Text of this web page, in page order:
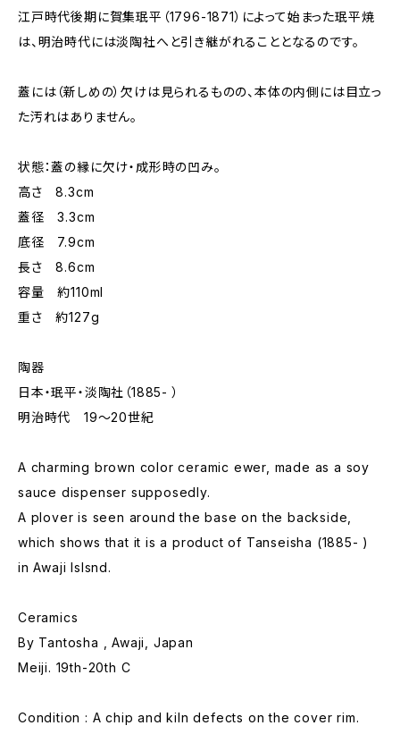
江戸時代後期に賀集珉平（1796-1871）によって始まった珉平焼
は、明治時代には淡陶社へと引き継がれることとなるのです。
蓋には（新しめの）欠けは見られるものの、本体の内側には目立っ
た汚れはありません。
状態：蓋の縁に欠け・成形時の凹み。
高さ 8.3cm
蓋径 3.3cm
底径 7.9cm
長さ 8.6cm
容量 約110ml
重さ 約127g
陶器
日本・珉平・淡陶社（1885- ）
明治時代 19～20世紀
A charming brown color ceramic ewer, made as a soy
sauce dispenser supposedly.
A plover is seen around the base on the backside,
which shows that it is a product of Tanseisha (1885- )
in Awaji Islsnd.
Ceramics
By Tantosha , Awaji, Japan
Meiji. 19th-20th C
Condition : A chip and kiln defects on the cover rim.